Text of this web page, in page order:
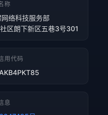
称
络科技服务部
区朗下新区五巷3号301
用代码
息